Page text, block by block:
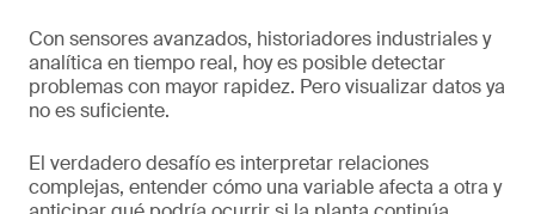
Con sensores avanzados, historiadores industriales y
analítica en tiempo real, hoy es posible detectar
problemas con mayor rapidez. Pero visualizar datos ya
no es suficiente.
El verdadero desafío es interpretar relaciones
complejas, entender cómo una variable afecta a otra y